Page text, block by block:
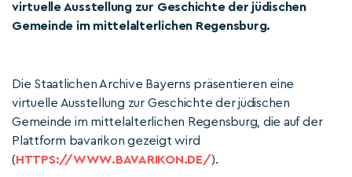
virtuelle Ausstellung zur Geschichte der jüdischen
Gemeinde im mittelalterlichen Regensburg.
Die Staatlichen Archive Bayerns präsentieren eine
virtuelle Ausstellung zur Geschichte der jüdischen
Gemeinde im mittelalterlichen Regensburg, die auf der
Plattform bavarikon gezeigt wird
(HTTPS://WWW.BAVARIKON.DE/).